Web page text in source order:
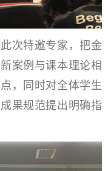
次特邀专家，把金
案例与课本理论相
，同时对全体学生
果规范提出明确指